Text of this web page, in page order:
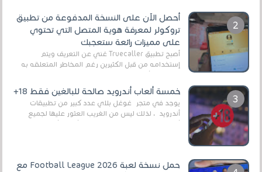
أحصل الآن على النسخة المدفوعة من تطبيق
تروكولر لمعرفة هوية المتصل التي تحتوي
على مميزات رائعة ستعجبك
أصبح تطبيق Truecaller غني عن التعريف ويتم
إستخدامه من قبل الكثيرين رغم المخاطر المتعلقه به
خمسة ألعاب أندرويد صالحة للبالغين فقط 18+
يوجد في متجر غوغل بلاي عدد كبير من تطبيقات
أندرويد ، لذلك ليس من الغريب العثور عليها لجميع
حمل نسخة لعبة Football League 2026 مع